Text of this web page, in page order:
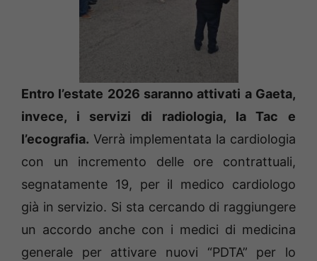
Entro l’estate 2026 saranno attivati a Gaeta,
invece, i servizi di radiologia, la Tac e
l’ecografia. Verrà implementata la cardiologia
con un incremento delle ore contrattuali,
segnatamente 19, per il medico cardiologo
già in servizio. Si sta cercando di raggiungere
un accordo anche con i medici di medicina
generale per attivare nuovi “PDTA” per lo